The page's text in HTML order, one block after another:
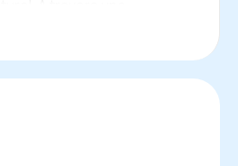
nous pouvons repérer
Ces données nous
votre visibilité, et
devant les concurrents !